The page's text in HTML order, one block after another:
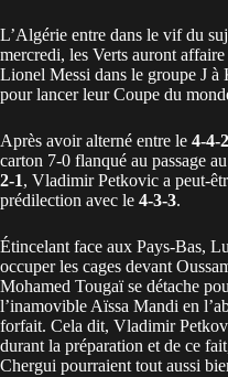
L’Algérie entre dans le vif du
mercredi, les Verts auront
Lionel Messi dans le groupe J à
pour lancer leurCoupe du
Après avoir alterné entre le 4-4-2
carton 7-0 flanqué au passage
2-1, Vladimir Petkovic a peut-
prédilection avec le 4-3-3.
Étincelant face aux Pays-Bas,
occuper les cages devant
Mohamed Tougaï se détache
l’inamovible Aïssa Mandi en
forfait. Cela dit, Vladimir
durant la préparation et de ce
Chergui pourraient tout aussi